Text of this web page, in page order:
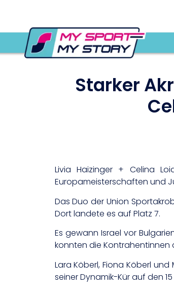
Starker
Livia Haizinger + Celina
Europameisterschaften und
Das Duo der Union
Dort landete es auf Platz 7.
Es gewann Israel vor
konnten die Kontrahentinnen
Lara Köberl, Fiona Köberl
seiner Dynamik-Kür auf den